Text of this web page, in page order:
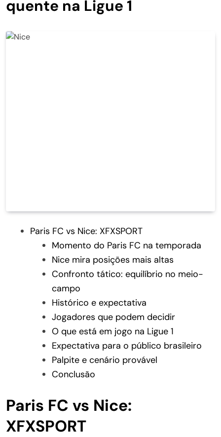
quente na Ligue 1
Paris FC vs Nice: XFXSPORT
Momento do Paris FC na temporada
Nice mira posições mais altas
Confronto tático: equilíbrio no meio-
campo
Histórico e expectativa
Jogadores que podem decidir
O que está em jogo na Ligue 1
Expectativa para o público brasileiro
Palpite e cenário provável
Conclusão
Paris FC vs Nice:
XFXSPORT